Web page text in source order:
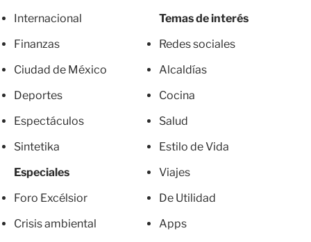
Internacional
Finanzas
Ciudad de México
Deportes
Espectáculos
Sintetika
Especiales
Foro Excélsior
Crisis ambiental
Temas de interés
Redes sociales
Alcaldías
Cocina
Salud
Estilo de Vida
Viajes
De Utilidad
Apps